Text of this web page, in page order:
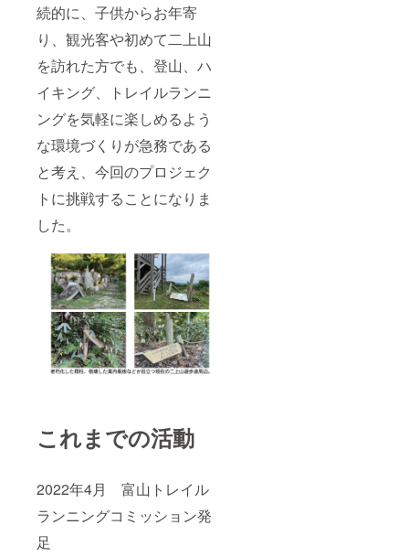
続的に、子供からお年寄
り、観光客や初めて二上山
を訪れた方でも、登山、ハ
イキング、トレイルランニ
ングを気軽に楽しめるよう
な環境づくりが急務である
と考え、今回のプロジェク
トに挑戦することになりま
した。
これまでの活動
2022年4月 富山トレイル
ランニングコミッション発
足